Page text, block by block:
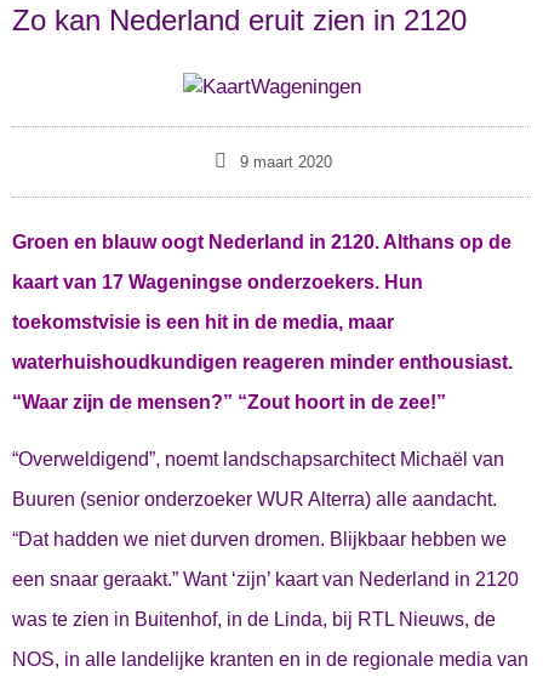
Zo kan Nederland eruit zien in 2120
9 maart 2020
Groen en blauw oogt Nederland in 2120. Althans op de
kaart van 17 Wageningse onderzoekers. Hun
toekomstvisie is een hit in de media, maar
waterhuishoudkundigen reageren minder enthousiast.
“Waar zijn de mensen?” “Zout hoort in de zee!”
“Overweldigend”, noemt landschapsarchitect Michaël van
Buuren (senior onderzoeker WUR Alterra) alle aandacht.
“Dat hadden we niet durven dromen. Blijkbaar hebben we
een snaar geraakt.” Want ‘zijn’ kaart van Nederland in 2120
was te zien in Buitenhof, in de Linda, bij RTL Nieuws, de
NOS, in alle landelijke kranten en in de regionale media van